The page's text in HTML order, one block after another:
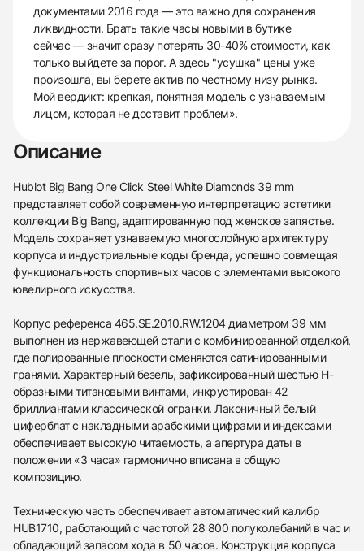
документами 2016 года — это важно для сохранения
ликвидности. Брать такие часы новыми в бутике
сейчас — значит сразу потерять 30-40% стоимости, как
только выйдете за порог. А здесь "усушка" цены уже
произошла, вы берете актив по честному низу рынка.
Мой вердикт: крепкая, понятная модель с узнаваемым
лицом, которая не доставит проблем».
Описание
Hublot Big Bang One Click Steel White Diamonds 39 mm
представляет собой современную интерпретацию эстетики
коллекции Big Bang, адаптированную под женское запястье.
Модель сохраняет узнаваемую многослойную архитектуру
корпуса и индустриальные коды бренда, успешно совмещая
функциональность спортивных часов с элементами высокого
ювелирного искусства.
Корпус референса 465.SE.2010.RW.1204 диаметром 39 мм
выполнен из нержавеющей стали с комбинированной отделкой,
где полированные плоскости сменяются сатинированными
гранями. Характерный безель, зафиксированный шестью H-
образными титановыми винтами, инкрустирован 42
бриллиантами классической огранки. Лаконичный белый
циферблат с накладными арабскими цифрами и индексами
обеспечивает высокую читаемость, а апертура даты в
положении «3 часа» гармонично вписана в общую
композицию.
Техническую часть обеспечивает автоматический калибр
HUB1710, работающий с частотой 28 800 полуколебаний в час и
обладающий запасом хода в 50 часов. Конструкция корпуса